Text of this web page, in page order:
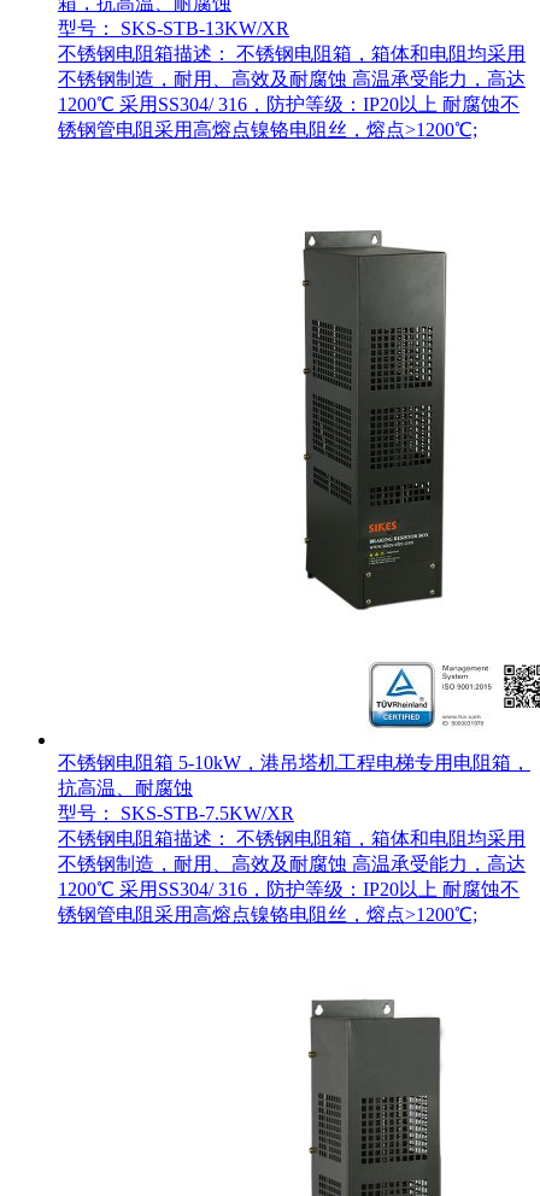
型号： SKS-STB-13KW/XR
不锈钢电阻箱描述： 不锈钢电阻箱，箱体和电阻均采用
不锈钢制造，耐用、高效及耐腐蚀 高温承受能力，高达
1200℃ 采用SS304/ 316，防护等级：IP20以上 耐腐蚀不
锈钢管电阻采用高熔点镍铬电阻丝，熔点>1200℃;
不锈钢电阻箱 5-10kW，港吊塔机工程电梯专用电阻箱，
抗高温、耐腐蚀
型号： SKS-STB-7.5KW/XR
不锈钢电阻箱描述： 不锈钢电阻箱，箱体和电阻均采用
不锈钢制造，耐用、高效及耐腐蚀 高温承受能力，高达
1200℃ 采用SS304/ 316，防护等级：IP20以上 耐腐蚀不
锈钢管电阻采用高熔点镍铬电阻丝，熔点>1200℃;